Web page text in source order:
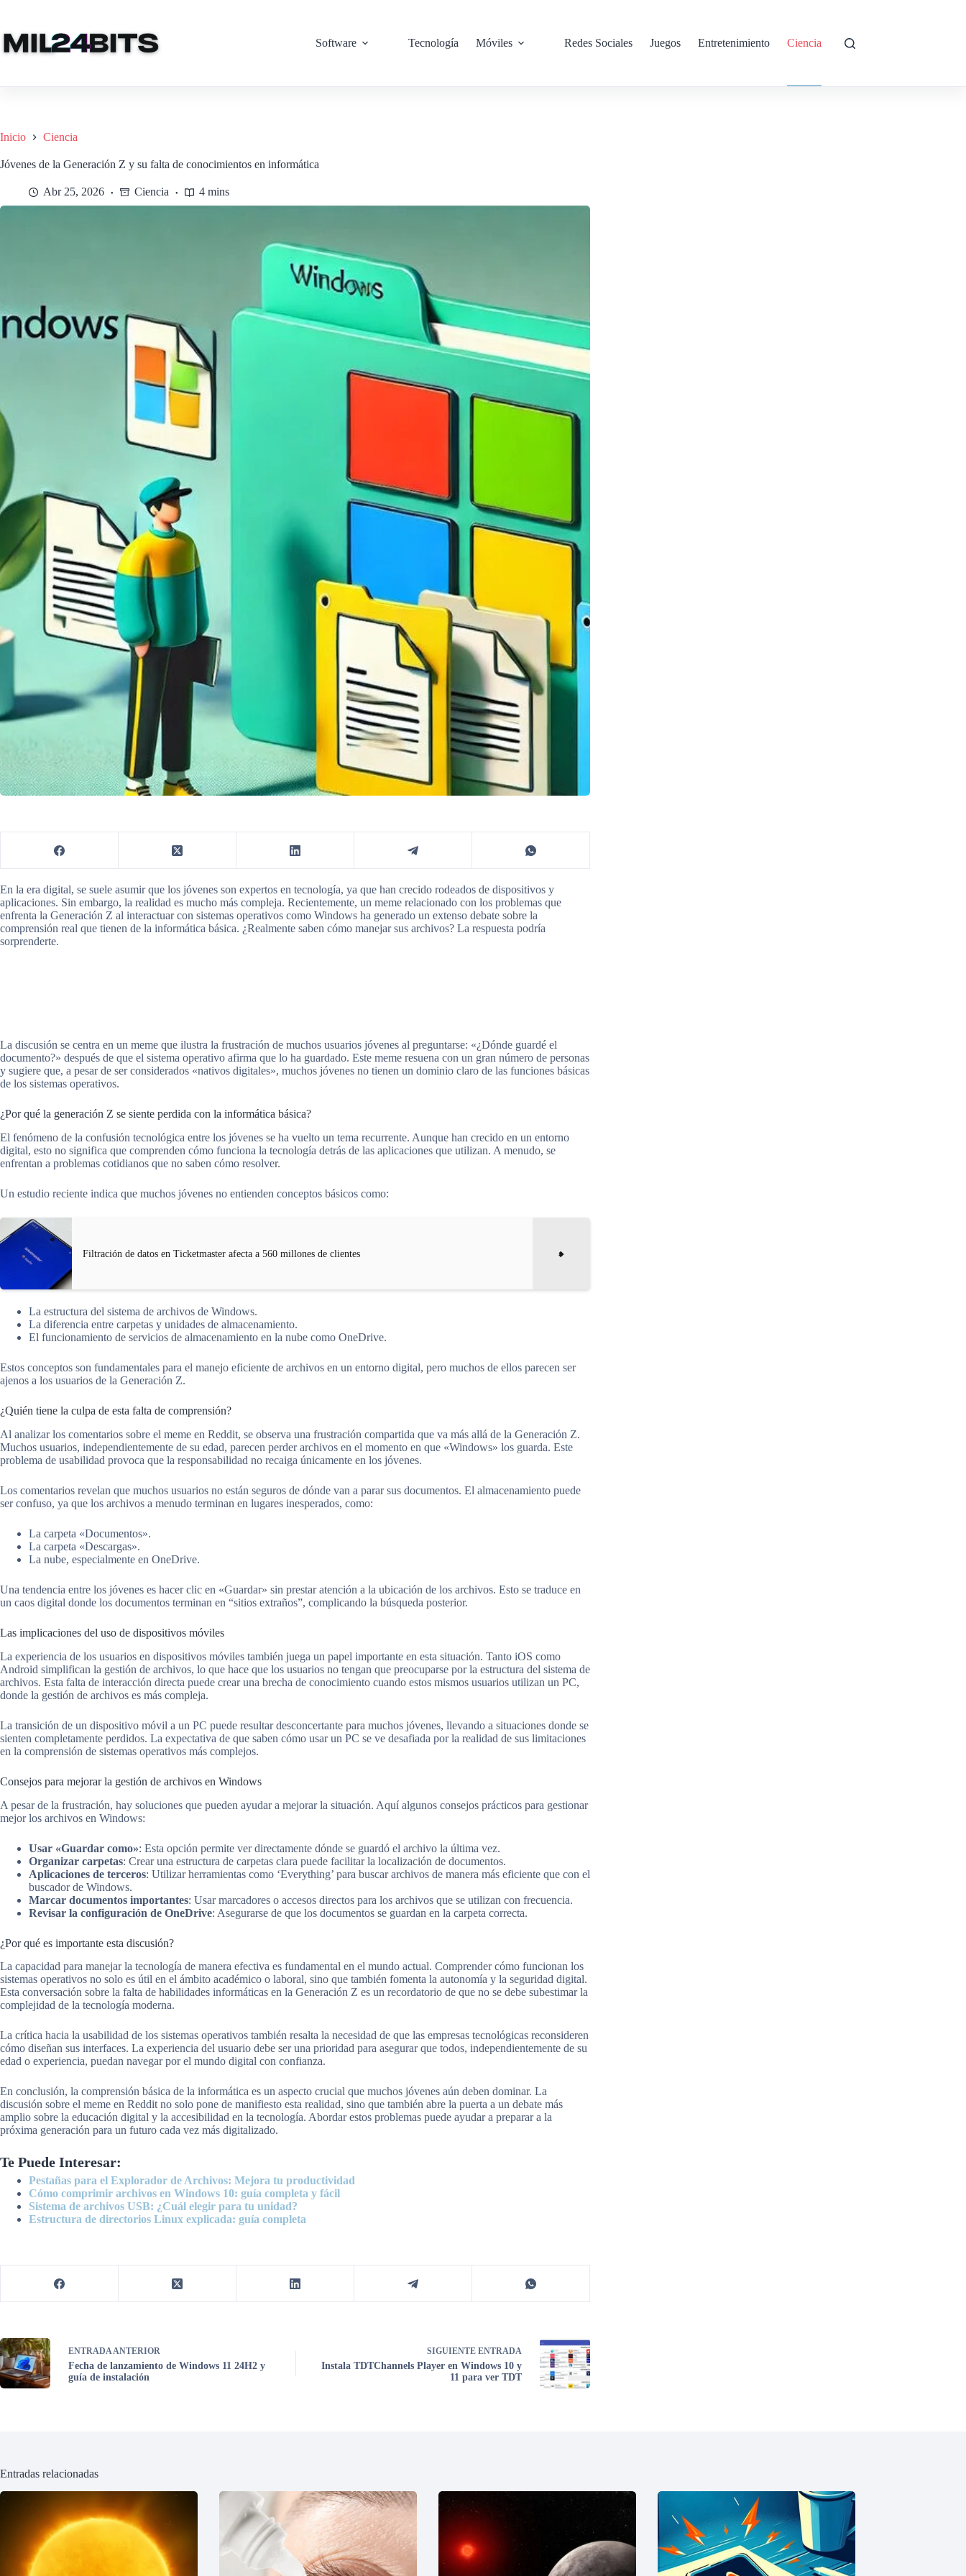
contenido
Software
Tecnología Móviles Redes Sociales Juegos Entretenimiento Ciencia
Inicio Ciencia
Jóvenes de la Generación Z y su falta de conocimientos en informática
Abr 25, 2026 Ciencia 4 mins
En la era digital, se suele asumir que los jóvenes son expertos en tecnología, ya que han crecido rodeados de dispositivos y
aplicaciones. Sin embargo, la realidad es mucho más compleja. Recientemente, un meme relacionado con los problemas que
enfrenta la Generación Z al interactuar con sistemas operativos como Windows ha generado un extenso debate sobre la
comprensión real que tienen de la informática básica. ¿Realmente saben cómo manejar sus archivos? La respuesta podría
sorprenderte.
La discusión se centra en un meme que ilustra la frustración de muchos usuarios jóvenes al preguntarse: «¿Dónde guardé el
documento?» después de que el sistema operativo afirma que lo ha guardado. Este meme resuena con un gran número de personas
y sugiere que, a pesar de ser considerados «nativos digitales», muchos jóvenes no tienen un dominio claro de las funciones básicas
de los sistemas operativos.
¿Por qué la generación Z se siente perdida con la informática básica?
El fenómeno de la confusión tecnológica entre los jóvenes se ha vuelto un tema recurrente. Aunque han crecido en un entorno
digital, esto no significa que comprenden cómo funciona la tecnología detrás de las aplicaciones que utilizan. A menudo, se
enfrentan a problemas cotidianos que no saben cómo resolver.
Un estudio reciente indica que muchos jóvenes no entienden conceptos básicos como:
Filtración de datos en Ticketmaster afecta a 560 millones de clientes
La estructura del sistema de archivos de Windows.
La diferencia entre carpetas y unidades de almacenamiento.
El funcionamiento de servicios de almacenamiento en la nube como OneDrive.
Estos conceptos son fundamentales para el manejo eficiente de archivos en un entorno digital, pero muchos de ellos parecen ser
ajenos a los usuarios de la Generación Z.
¿Quién tiene la culpa de esta falta de comprensión?
Al analizar los comentarios sobre el meme en Reddit, se observa una frustración compartida que va más allá de la Generación Z.
Muchos usuarios, independientemente de su edad, parecen perder archivos en el momento en que «Windows» los guarda. Este
problema de usabilidad provoca que la responsabilidad no recaiga únicamente en los jóvenes.
Los comentarios revelan que muchos usuarios no están seguros de dónde van a parar sus documentos. El almacenamiento puede
ser confuso, ya que los archivos a menudo terminan en lugares inesperados, como:
La carpeta «Documentos».
La carpeta «Descargas».
La nube, especialmente en OneDrive.
Una tendencia entre los jóvenes es hacer clic en «Guardar» sin prestar atención a la ubicación de los archivos. Esto se traduce en
un caos digital donde los documentos terminan en “sitios extraños”, complicando la búsqueda posterior.
Las implicaciones del uso de dispositivos móviles
La experiencia de los usuarios en dispositivos móviles también juega un papel importante en esta situación. Tanto iOS como
Android simplifican la gestión de archivos, lo que hace que los usuarios no tengan que preocuparse por la estructura del sistema de
archivos. Esta falta de interacción directa puede crear una brecha de conocimiento cuando estos mismos usuarios utilizan un PC,
donde la gestión de archivos es más compleja.
La transición de un dispositivo móvil a un PC puede resultar desconcertante para muchos jóvenes, llevando a situaciones donde se
sienten completamente perdidos. La expectativa de que saben cómo usar un PC se ve desafiada por la realidad de sus limitaciones
en la comprensión de sistemas operativos más complejos.
Consejos para mejorar la gestión de archivos en Windows
A pesar de la frustración, hay soluciones que pueden ayudar a mejorar la situación. Aquí algunos consejos prácticos para gestionar
mejor los archivos en Windows:
Usar «Guardar como»: Esta opción permite ver directamente dónde se guardó el archivo la última vez.
Organizar carpetas: Crear una estructura de carpetas clara puede facilitar la localización de documentos.
Aplicaciones de terceros: Utilizar herramientas como ‘Everything’ para buscar archivos de manera más eficiente que con el
buscador de Windows.
Marcar documentos importantes: Usar marcadores o accesos directos para los archivos que se utilizan con frecuencia.
Revisar la configuración de OneDrive: Asegurarse de que los documentos se guardan en la carpeta correcta.
¿Por qué es importante esta discusión?
La capacidad para manejar la tecnología de manera efectiva es fundamental en el mundo actual. Comprender cómo funcionan los
sistemas operativos no solo es útil en el ámbito académico o laboral, sino que también fomenta la autonomía y la seguridad digital.
Esta conversación sobre la falta de habilidades informáticas en la Generación Z es un recordatorio de que no se debe subestimar la
complejidad de la tecnología moderna.
La crítica hacia la usabilidad de los sistemas operativos también resalta la necesidad de que las empresas tecnológicas reconsideren
cómo diseñan sus interfaces. La experiencia del usuario debe ser una prioridad para asegurar que todos, independientemente de su
edad o experiencia, puedan navegar por el mundo digital con confianza.
En conclusión, la comprensión básica de la informática es un aspecto crucial que muchos jóvenes aún deben dominar. La
discusión sobre el meme en Reddit no solo pone de manifiesto esta realidad, sino que también abre la puerta a un debate más
amplio sobre la educación digital y la accesibilidad en la tecnología. Abordar estos problemas puede ayudar a preparar a la
próxima generación para un futuro cada vez más digitalizado.
Te Puede Interesar:
Pestañas para el Explorador de Archivos: Mejora tu productividad
Cómo comprimir archivos en Windows 10: guía completa y fácil
Sistema de archivos USB: ¿Cuál elegir para tu unidad?
Estructura de directorios Linux explicada: guía completa
ENTRADAANTERIOR
Fecha de lanzamiento de Windows 11 24H2 y
guía de instalación
SIGUIENTEENTRADA
Instala TDTChannels Player en Windows 10 y
11 para ver TDT
Entradas relacionadas